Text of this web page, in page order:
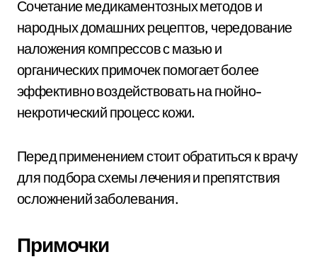
Сочетание медикаментозных методов и
народных домашних рецептов, чередование
наложения компрессов с мазью и
органических примочек помогает более
эффективно воздействовать на гнойно-
некротический процесс кожи.
Перед применением стоит обратиться к врачу
для подбора схемы лечения и препятствия
осложнений заболевания.
Примочки